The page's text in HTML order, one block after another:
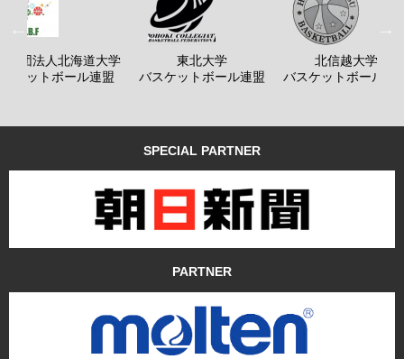
社団法人北海道大学
ケットボール連盟
東北大学
バスケットボール連盟
北信越大学
バスケットボール連
SPECIAL PARTNER
PARTNER